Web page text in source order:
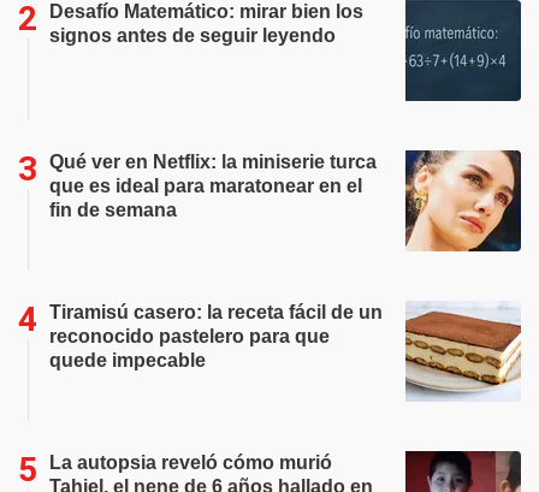
Desafío Matemático: mirar bien los
signos antes de seguir leyendo
Qué ver en Netflix: la miniserie turca
que es ideal para maratonear en el
fin de semana
Tiramisú casero: la receta fácil de un
reconocido pastelero para que
quede impecable
La autopsia reveló cómo murió
Tahiel, el nene de 6 años hallado en